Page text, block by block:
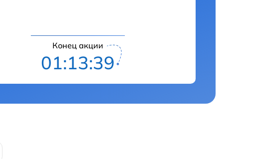
Конец акции
01:13:38